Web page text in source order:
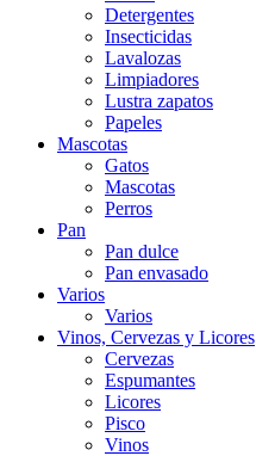
Detergentes
Insecticidas
Lavalozas
Limpiadores
Lustra zapatos
Papeles
Mascotas
Gatos
Mascotas
Perros
Pan
Pan dulce
Pan envasado
Varios
Varios
Vinos, Cervezas y Licores
Cervezas
Espumantes
Licores
Pisco
Vinos